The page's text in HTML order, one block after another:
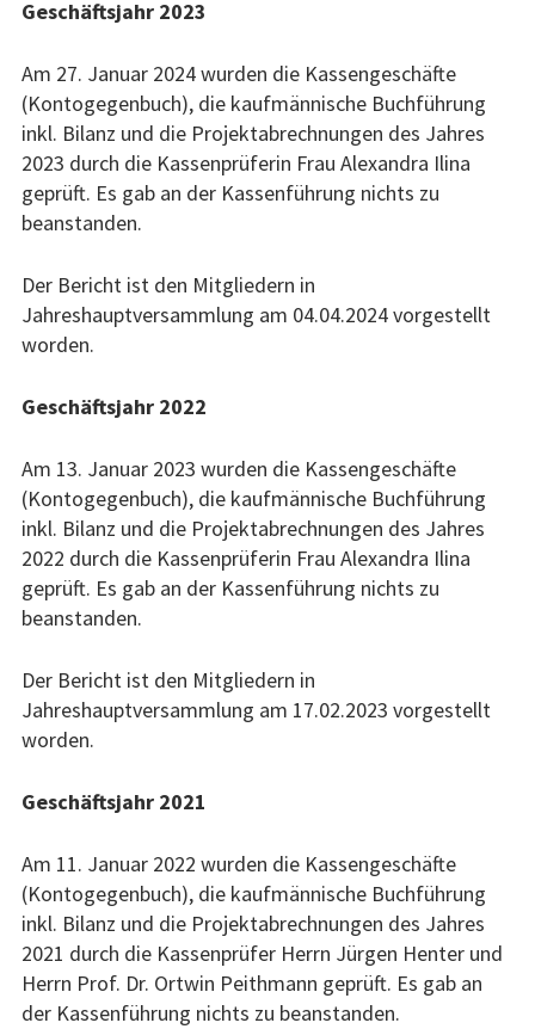
Förderer
Interna
Jubiläum 2015 –
Dokumentation
Programm
2021
2020
2019
2018
2017
Archiv
Projekte
Bildung
Lau.kela Journalistenpreis
Ruhr.2010: Wo ist Zuhause?
Kunst
Geschäftsjahr 2023
Am 27. Januar 2024 wurden die Kassengeschäfte
(Kontogegenbuch), die kaufmännische Buchführung
inkl. Bilanz und die Projektabrechnungen des Jahres
2023 durch die Kassenprüferin Frau Alexandra Ilina
geprüft. Es gab an der Kassenführung nichts zu
beanstanden.
Der Bericht ist den Mitgliedern in
Jahreshauptversammlung am 04.04.2024 vorgestellt
worden.
Geschäftsjahr 2022
Am 13. Januar 2023 wurden die Kassengeschäfte
(Kontogegenbuch), die kaufmännische Buchführung
inkl. Bilanz und die Projektabrechnungen des Jahres
2022 durch die Kassenprüferin Frau Alexandra Ilina
geprüft. Es gab an der Kassenführung nichts zu
beanstanden.
Der Bericht ist den Mitgliedern in
Jahreshauptversammlung am 17.02.2023 vorgestellt
worden.
Geschäftsjahr 2021
Am 11. Januar 2022 wurden die Kassengeschäfte
(Kontogegenbuch), die kaufmännische Buchführung
inkl. Bilanz und die Projektabrechnungen des Jahres
2021 durch die Kassenprüfer Herrn Jürgen Henter und
Herrn Prof. Dr. Ortwin Peithmann geprüft. Es gab an
der Kassenführung nichts zu beanstanden.